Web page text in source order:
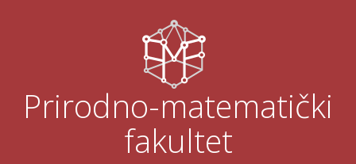
Prirodno-matematički
fakultet